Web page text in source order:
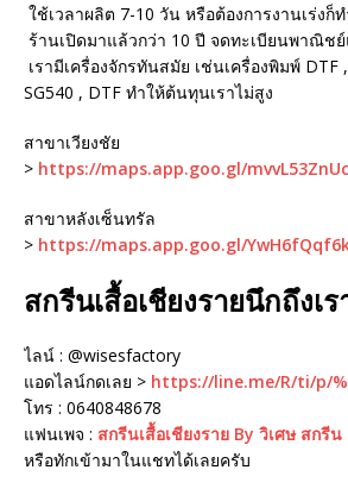
ใช้เวลาผลิต 7-10 วัน หรือต้องการงานเร่งก็
ร้านเปิดมาแล้วกว่า 10 ปี จดทะเบียนพาณิชย์
เรามีเครื่องจักรทันสมัย เช่นเครื่องพิมพ์ DTF
SG540 , DTF ทำให้ต้นทุนเราไม่สูง
สาขาเวียงชัย
> https://maps.app.goo.gl/
สาขาหลังเซ็นทรัล
> https://maps.app.goo.gl/
สกรีนเสื้อเชียงรายนึกถึงเร
ไลน์ : @wisesfactory
แอดไลน์กดเลย > https://line.me/R/ti/p/
โทร : 0640848678
แฟนเพจ : สกรีนเสื้อเชียงราย By วิเศษ สกรีน
หรือทักเข้ามาในแชทได้เลยครับ